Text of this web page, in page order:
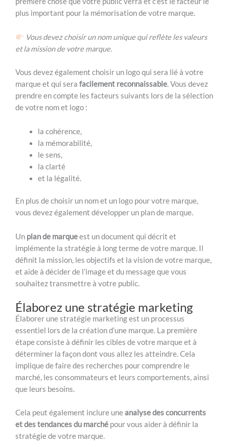
plus important pour la mémorisation de votre marque.
Vous devez choisir un nom unique qui reflète les valeurs
et la mission de votre marque.
Vous devez également choisir un logo qui sera lié à votre
marque et qui sera facilement reconnaissable. Vous devez
prendre en compte les facteurs suivants lors de la sélection
de votre nom et logo :
la cohérence,
la mémorabilité,
le sens,
la clarté
et la légalité.
En plus de choisir un nom et un logo pour votre marque,
vous devez également développer un plan de marque.
Un plan de marqueest un document qui décrit et
implémente la stratégie à long terme de votre marque. Il
définit la mission, les objectifs et la vision de votre marque,
et aide à décider de l’image et du message que vous
souhaitez transmettre à votre public.
Élaborez une stratégie marketing
Élaborer une stratégie marketing est un processus
essentiel lors de la création d’une marque. La première
étape consiste à définir les cibles de votre marque et à
déterminer la façon dont vous allez les atteindre. Cela
implique de faire des recherches pour comprendre le
marché, les consommateurs et leurs comportements, ainsi
que leurs besoins.
Cela peut également inclure uneanalyse des concurrents
et des tendances du marché pour vous aider à définir la
stratégie de votre marque.